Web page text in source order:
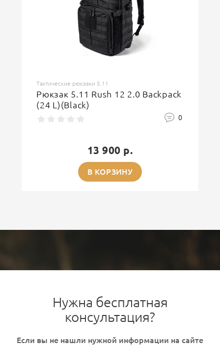
Тактические рюкзаки 5.11
Рюкзак 5.11 Rush 12 2.0 Backpack
(24 L)(Black)
0
13 900 р.
В КОРЗИНУ
Нужна бесплатная
консультация?